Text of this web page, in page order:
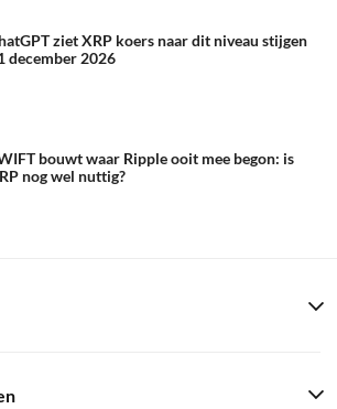
ziet XRP koers naar dit niveau stijgen
december 2026
bouwt waar Ripple ooit mee begon: is
nog wel nuttig?